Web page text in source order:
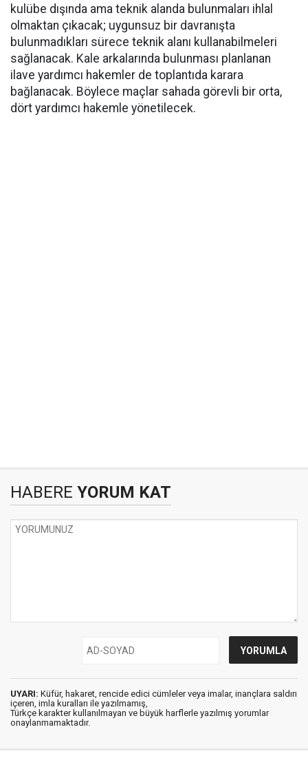
kulübe dışında ama teknik alanda bulunmaları ihlal
olmaktan çıkacak; uygunsuz bir davranışta
bulunmadıkları sürece teknik alanı kullanabilmeleri
sağlanacak. Kale arkalarında bulunması planlanan
ilave yardımcı hakemler de toplantıda karara
bağlanacak. Böylece maçlar sahada görevli bir orta,
dört yardımcı hakemle yönetilecek.
HABERE YORUM KAT
UYARI: Küfür, hakaret, rencide edici cümleler veya imalar, inançlara saldırı
içeren, imla kuralları ile yazılmamış,
Türkçe karakter kullanılmayan ve büyük harflerle yazılmış yorumlar
onaylanmamaktadır.